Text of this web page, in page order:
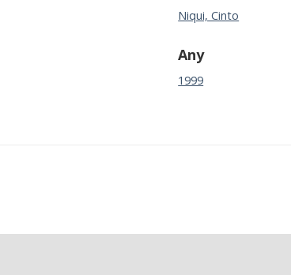
Niqui, Cinto
Any
1999